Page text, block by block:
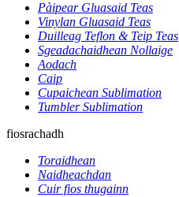
Pàipear Gluasaid Teas
Vinylan Gluasaid Teas
Duilleag Teflon & Teip Teas
Sgeadachaidhean Nollaige
Aodach
Caip
Cupaichean Sublimation
Tumbler Sublimation
fiosrachadh
Toraidhean
Naidheachdan
Cuir fios thugainn